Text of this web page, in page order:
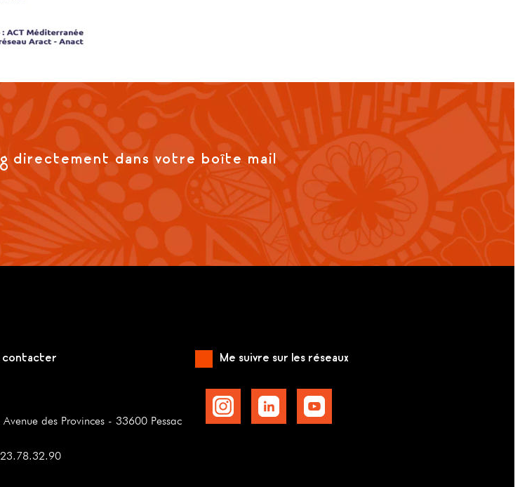
directement dans votre boîte mail
contacter
des Provinces - 33600 Pessac
Me suivre sur les réseaux